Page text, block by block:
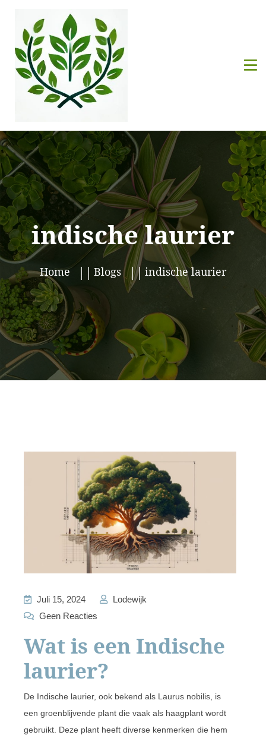
indische laurier
Home Blogs indische laurier
Juli 15, 2024
Lodewijk
Geen Reacties
Wat is een Indische
laurier?
De Indische laurier, ook bekend als Laurus nobilis, is
een groenblijvende plant die vaak als haagplant wordt
gebruikt. Deze plant heeft diverse kenmerken die hem